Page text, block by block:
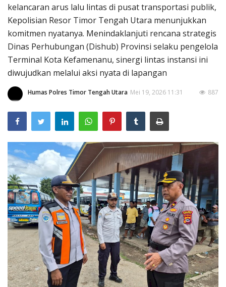
kelancaran arus lalu lintas di pusat transportasi publik,
Kepolisian Resor Timor Tengah Utara menunjukkan
komitmen nyatanya. Menindaklanjuti rencana strategis
Dinas Perhubungan (Dishub) Provinsi selaku pengelola
Terminal Kota Kefamenanu, sinergi lintas instansi ini
diwujudkan melalui aksi nyata di lapangan
Humas Polres Timor Tengah Utara Mei 19, 2026 11:31 887